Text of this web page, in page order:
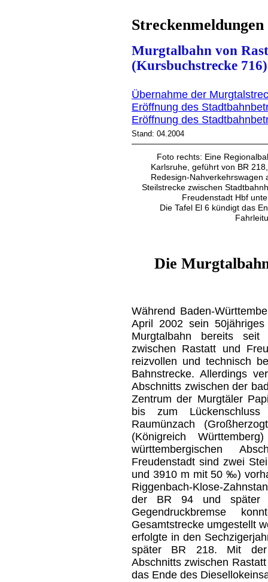
Streckenmeldungen
Murgtalbahn von
(Kursbuchstrecke 716)
Übernahme der
Eröffnung des
Eröffnung des
Stand: 04.2004
Foto rechts: Eine
Karlsruhe, geführt von BR
Redesign-Nahverkehrswagen
Steilstrecke zwischen
Freudenstadt Hbf
Die Tafel El 6 kündigt das
Die
Während Baden-
April 2002 sein
Murgtalbahn bereits
zwischen Rastatt und
reizvollen und technisch
Bahnstrecke. Allerdings
Abschnitts zwischen der
Zentrum der Murgtäler
bis zum
Raumünzach
(Königreich
württembergischen
Freudenstadt sind zwei
und 3910 m mit 50 ‰)
Riggenbach-Klose-
der BR 94 und
Gegendruckbremse
Gesamtstrecke umgestellt
erfolgte in den
später BR 218. Mit der
Abschnitts zwischen
das Ende des